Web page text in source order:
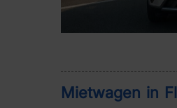
Mietwagen in